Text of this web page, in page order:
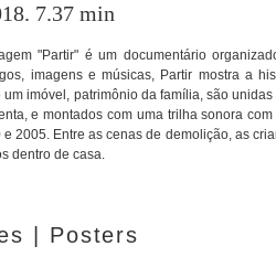
7.37 min
"Partir" é um documentário
imagens e músicas, Partir mostra a
imóvel, patrimônio da família, são
e montados com uma trilha sonora
e 2005. Entre as cenas de demolição, as
dentro de casa.
| Posters